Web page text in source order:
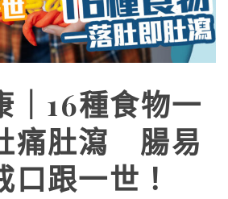
｜16種食物一
痛肚瀉 腸易
口跟一世！